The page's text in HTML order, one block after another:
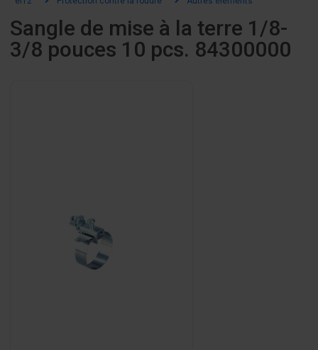
Sangle de mise à la terre 1/8-
3/8 pouces 10 pcs. 84300000